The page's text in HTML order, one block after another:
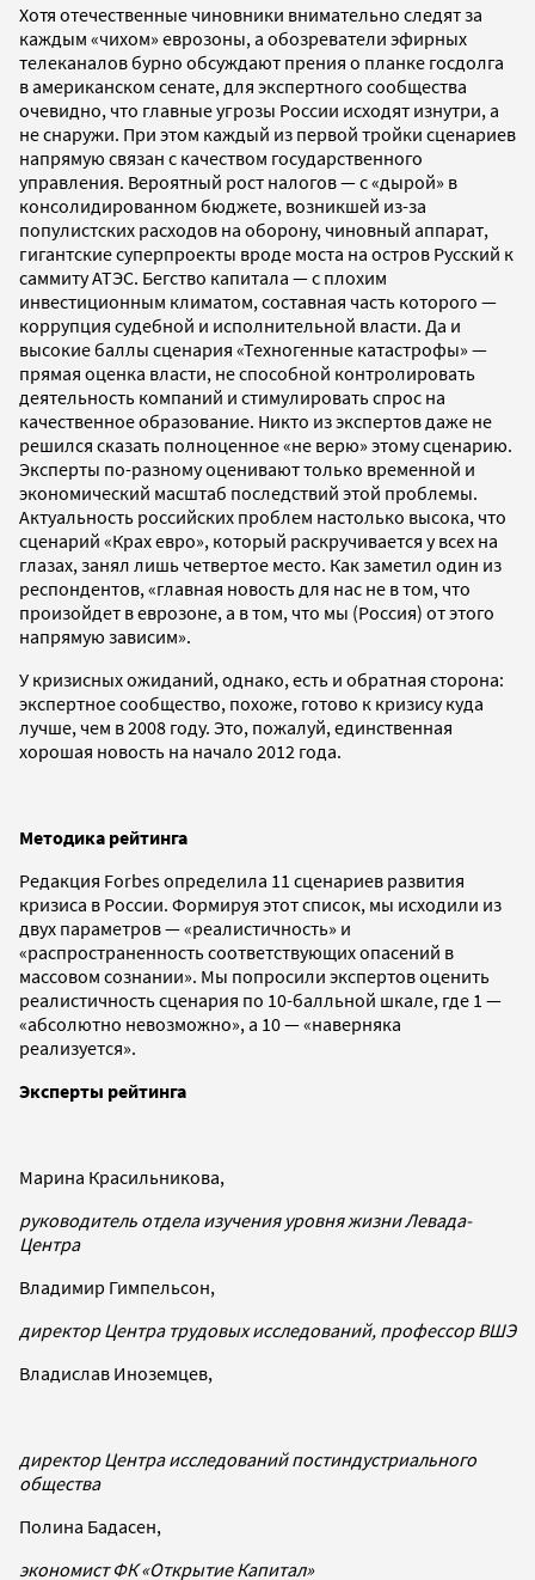
Хотя отечественные чиновники внимательно следят за
каждым «чихом» еврозоны, а обозреватели эфирных
телеканалов бурно обсуждают прения о планке госдолга
в американском сенате, для экспертного сообщества
очевидно, что главные угрозы России исходят изнутри, а
не снаружи. При этом каждый из первой тройки сценариев
напрямую связан с качеством государственного
управления. Вероятный рост налогов — с «дырой» в
консолидированном бюджете, возникшей из-за
популистских расходов на оборону, чиновный аппарат,
гигантские суперпроекты вроде моста на остров Русский к
саммиту АТЭС. Бегство капитала — с плохим
инвестиционным климатом, составная часть которого —
коррупция судебной и исполнительной власти. Да и
высокие баллы сценария «Техногенные катастрофы» —
прямая оценка власти, не способной контролировать
деятельность компаний и стимулировать спрос на
качественное образование. Никто из экспертов даже не
решился сказать полноценное «не верю» этому сценарию.
Эксперты по-разному оценивают только временной и
экономический масштаб последствий этой проблемы.
Актуальность российских проблем настолько высока, что
сценарий «Крах евро», который раскручивается у всех на
глазах, занял лишь четвертое место. Как заметил один из
респондентов, «главная новость для нас не в том, что
произойдет в еврозоне, а в том, что мы (Россия) от этого
напрямую зависим».
У кризисных ожиданий, однако, есть и обратная сторона:
экспертное сообщество, похоже, готово к кризису куда
лучше, чем в 2008 году. Это, пожалуй, единственная
хорошая новость на начало 2012 года.
Методика рейтинга
Редакция Forbes определила 11 сценариев развития
кризиса в России. Формируя этот список, мы исходили из
двух параметров — «реалистичность» и
«распространенность соответствующих опасений в
массовом сознании». Мы попросили экспертов оценить
реалистичность сценария по 10-балльной шкале, где 1 —
«абсолютно невозможно», а 10 — «наверняка
реализуется».
Эксперты рейтинга
Марина Красильникова,
руководитель отдела изучения уровня жизни Левада-
Центра
Владимир Гимпельсон,
директор Центра трудовых исследований, профессор ВШЭ
Владислав Иноземцев,
директор Центра исследований постиндустриального
общества
Полина Бадасен,
экономист ФК «Открытие Капитал»